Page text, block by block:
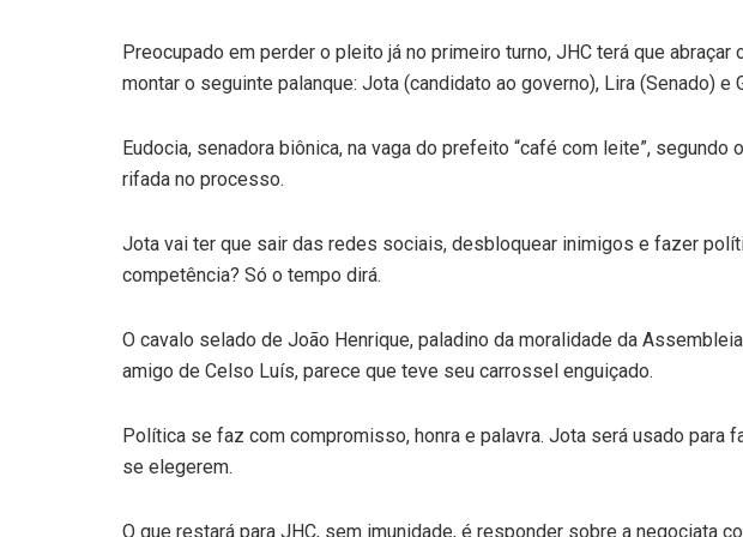
Preocupado em perder o pleito já no primeiro turno, JHC terá que
montar o seguinte palanque: Jota (candidato ao governo), Lira (Senado) e
Eudocia, senadora biônica, na vaga do prefeito “café com leite”, segundo
rifada no processo.
Jota vai ter que sair das redes sociais, desbloquear inimigos e fazer
competência? Só o tempo dirá.
O cavalo selado de João Henrique, paladino da moralidade da
amigo de Celso Luís, parece que teve seu carrossel enguiçado.
Política se faz com compromisso, honra e palavra. Jota será usado para
se elegerem.
O que restará para JHC, sem imunidade, é responder sobre a negociata